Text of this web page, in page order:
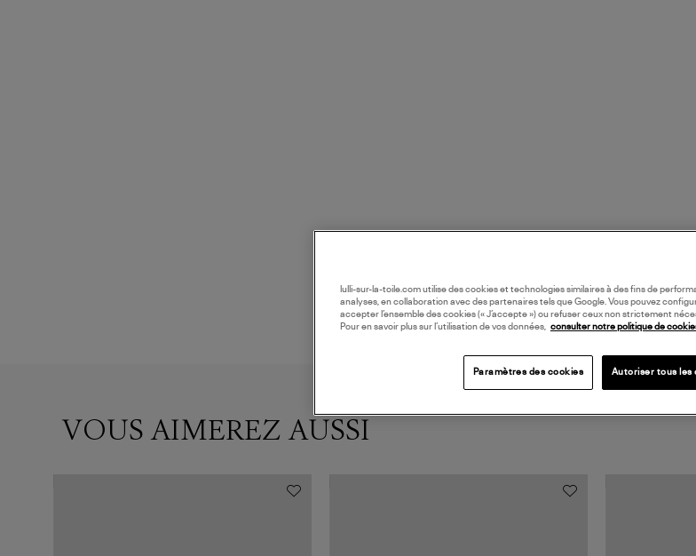
VOUS AIMEREZ AUSSI
lulli-sur-la-toile.com utilise des cookies et technologies similaires à des fins de
analyses, en collaboration avec des partenaires tels que Google. Vous pouvez
accepter l’ensemble des cookies (« J’accepte ») ou refuser ceux non strictement
Pour en savoir plus sur l’utilisation de vos données, consulter notre politique de
Paramètres des cookies Autoriser tous les